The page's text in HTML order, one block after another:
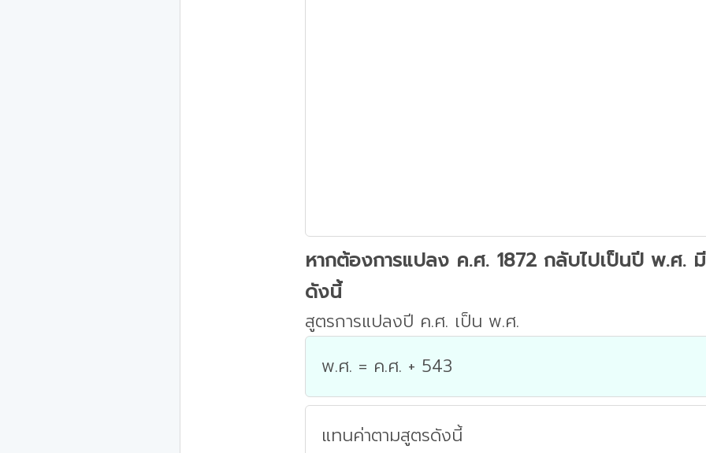
หากต้องการแปลง ค.ศ. 1872 กลับไปเป็นปี พ.ศ.
ดังนี้
สูตรการแปลงปี ค.ศ. เป็น พ.ศ.
พ.ศ. = ค.ศ. + 543
แทนค่าตามสูตรดังนี้